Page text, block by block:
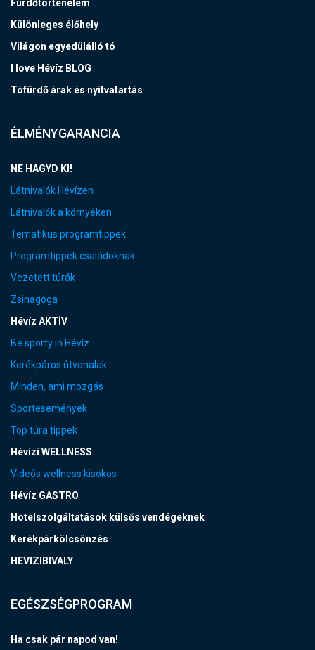
Fürdőtörténelem
Különleges élőhely
Világon egyedülálló tó
I love Hévíz BLOG
Tófürdő árak és nyitvatartás
ÉLMÉNYGARANCIA
NE HAGYD KI!
Látnivalók Hévízen
Látnivalók a környéken
Tematikus programtippek
Programtippek családoknak
Vezetett túrák
Zsinagóga
Hévíz AKTÍV
Be sporty in Hévíz
Kerékpáros útvonalak
Minden, ami mozgás
Sportesemények
Top túra tippek
Hévízi WELLNESS
Videós wellness kisokos
Hévíz GASTRO
Hotelszolgáltatások külsős vendégeknek
Kerékpárkölcsönzés
HEVIZIBIVALY
EGÉSZSÉGPROGRAM
Ha csak pár napod van!